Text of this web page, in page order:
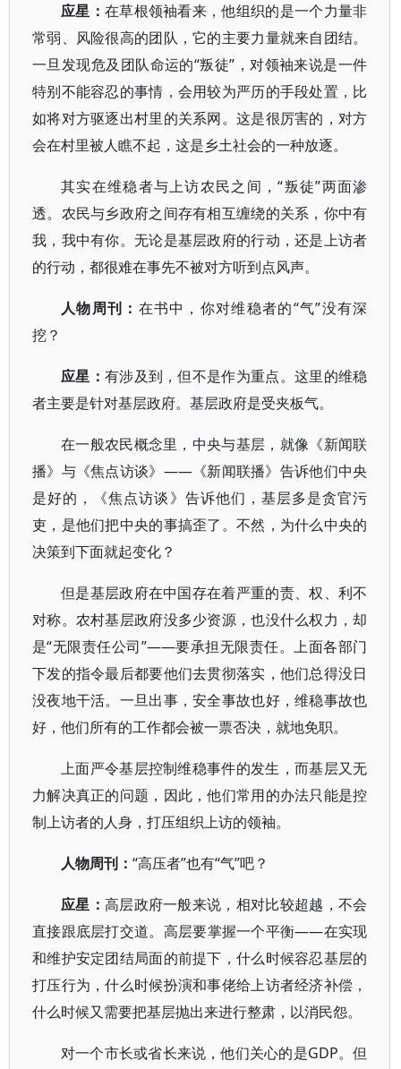
应星： 在草根领袖看来，他组织的是一个力量非
常弱、风险很高的团队，它的主要力量就来自团结。
一旦发现危及团队命运的“叛徒”，对领袖来说是一件
特别不能容忍的事情，会用较为严历的手段处置，比
如将对方驱逐出村里的关系网。这是很厉害的，对方
会在村里被人瞧不起，这是乡土社会的一种放逐。
其实在维稳者与上访农民之间，“叛徒”两面渗
透。农民与乡政府之间存有相互缠绕的关系，你中有
我，我中有你。无论是基层政府的行动，还是上访者
的行动，都很难在事先不被对方听到点风声。
人物周刊： 在书中，你对维稳者的“气”没有深
挖？
应星： 有涉及到，但不是作为重点。这里的维稳
者主要是针对基层政府。基层政府是受夹板气。
在一般农民概念里，中央与基层，就像《新闻联
播》与《焦点访谈》——《新闻联播》告诉他们中央
是好的，《焦点访谈》告诉他们，基层多是贪官污
吏，是他们把中央的事搞歪了。不然，为什么中央的
决策到下面就起变化？
但是基层政府在中国存在着严重的责、权、利不
对称。农村基层政府没多少资源，也没什么权力，却
是“无限责任公司”——要承担无限责任。上面各部门
下发的指令最后都要他们去贯彻落实，他们总得没日
没夜地干活。一旦出事，安全事故也好，维稳事故也
好，他们所有的工作都会被一票否决，就地免职。
上面严令基层控制维稳事件的发生，而基层又无
力解决真正的问题，因此，他们常用的办法只能是控
制上访者的人身，打压组织上访的领袖。
人物周刊： “高压者”也有“气”吧？
应星： 高层政府一般来说，相对比较超越，不会
直接跟底层打交道。高层要掌握一个平衡——在实现
和维护安定团结局面的前提下，什么时候容忍基层的
打压行为，什么时候扮演和事佬给上访者经济补偿，
什么时候又需要把基层抛出来进行整肃，以消民怨。
对一个市长或省长来说，他们关心的是GDP。但